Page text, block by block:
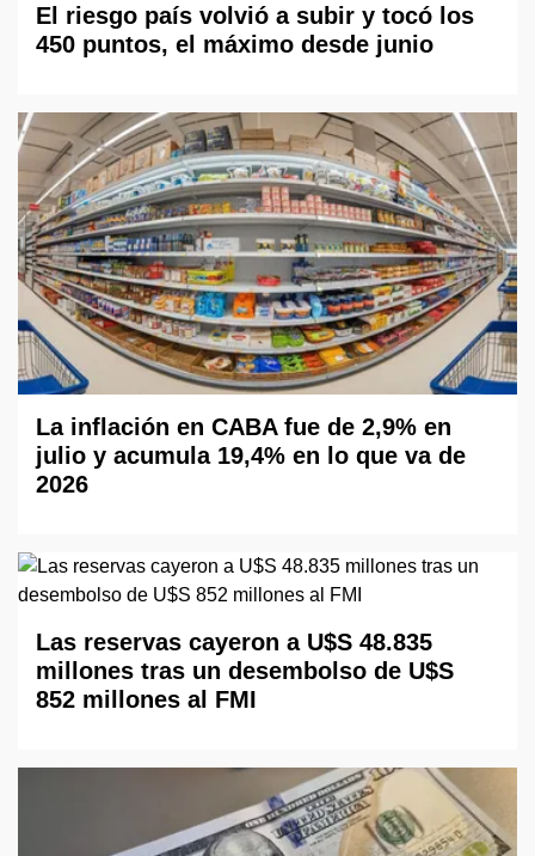
El riesgo país volvió a subir y tocó los
450 puntos, el máximo desde junio
La inflación en CABA fue de 2,9% en
julio y acumula 19,4% en lo que va de
2026
Las reservas cayeron a U$S 48.835
millones tras un desembolso de U$S
852 millones al FMI